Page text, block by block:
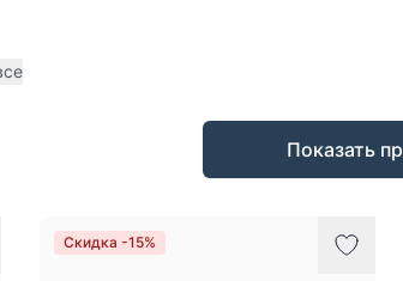
Показать
Скидка -15%